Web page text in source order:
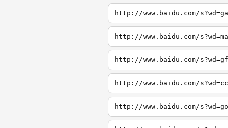
http://www.baidu.com/
http://www.baidu.com/
http://www.baidu.com/
http://www.baidu.com/
http://www.baidu.com/